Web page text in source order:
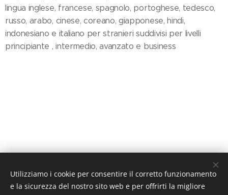
lingua inglese, francese, spagnolo, portoghese, tedesco,
russo, arabo, cinese, coreano, giapponese, hindi,
indonesiano e italiano per stranieri suddivisi per livelli
principiante , intermedio, avanzato e business
Utilizziamo i cookie per consentire il corretto funzionamento
e la sicurezza del nostro sito web e per offrirti la migliore